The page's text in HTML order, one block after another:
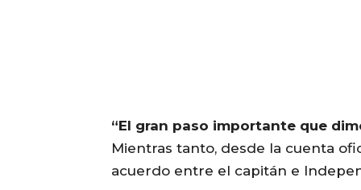
“El gran paso importante que
Mientras tanto, desde la cuenta
acuerdo entre el capitán e